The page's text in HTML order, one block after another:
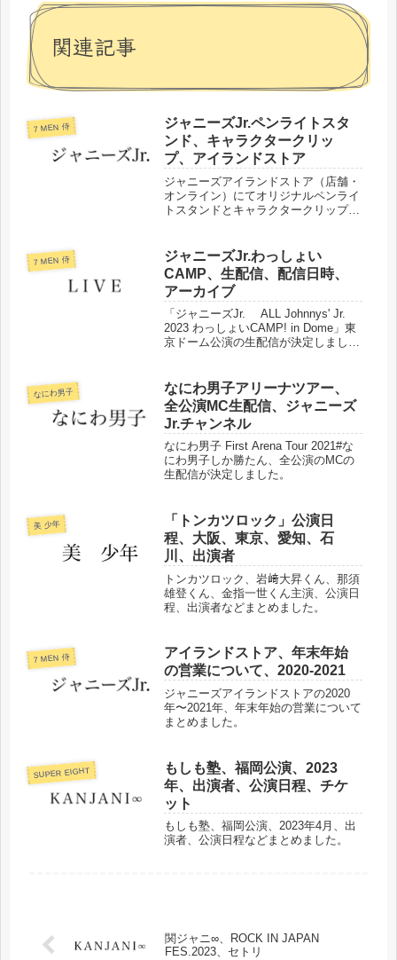
関連記事
7 MEN 侍
ジャニーズJr.ペンライトスタ
ンド、キャラクタークリッ
プ、アイランドストア
ジャニーズアイランドストア（店舗・
オンライン）にてオリジナルペンライ
トスタンドとキャラクタークリップが
7 MEN 侍
ジャニーズJr.わっしょい
CAMP、生配信、配信日時、
アーカイブ
「ジャニーズJr. ALL Johnnys' Jr.
2023 わっしょいCAMP! in Dome」東
京ドーム公演の生配信が決定しまし
た。
なにわ男子
なにわ男子アリーナツアー、
全公演MC生配信、ジャニーズ
Jr.チャンネル
なにわ男子 First Arena Tour 2021#な
にわ男子しか勝たん、全公演のMCの
生配信が決定しました。
美 少年
「トンカツロック」公演日
程、大阪、東京、愛知、石
川、出演者
トンカツロック、岩﨑大昇くん、那須
雄登くん、金指一世くん主演、公演日
程、出演者などまとめました。
7 MEN 侍
アイランドストア、年末年始
の営業について、2020-2021
ジャニーズアイランドストアの2020
年〜2021年、年末年始の営業について
まとめました。
SUPER EIGHT
もしも塾、福岡公演、2023
年、出演者、公演日程、チケ
ット
もしも塾、福岡公演、2023年4月、出
演者、公演日程などまとめました。
関ジャニ∞、ROCK IN JAPAN
FES.2023、セトリ